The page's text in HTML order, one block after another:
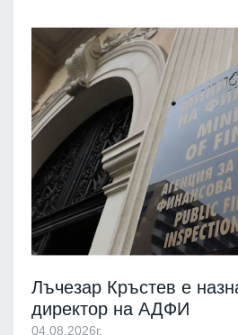
Лъчезар Кръстев е
директор на АДФИ
04.08.2026г.